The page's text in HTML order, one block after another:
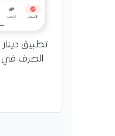
تطبيق
الصرف في